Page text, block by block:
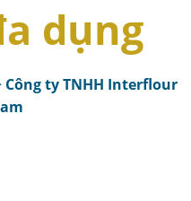
dụng
Công ty TNHH Interflour